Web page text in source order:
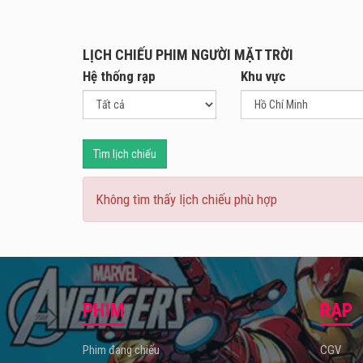
là
400
Với
em,
của
LỊCH CHIẾU PHIM NGƯỜI MẶT TRỜI
Hệ thống rạp Khu vực
Tìm lịch chiếu
Không tìm thấy lịch chiếu phù hợp
PHIM
Phim đang chiếu
RẠP
CGV